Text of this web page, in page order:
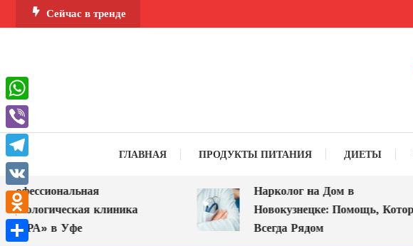
Перейти
к
Сейчас в тренде
ГЛАВНАЯ ПРОДУКТЫ ПИТАНИЯ ДИЕТЫ
клиника
в Уфе
Нарколог на Дом в
Новокузнецке: Помощь, Которая
Всегда Рядом
WhatsApp
Viber
Telegram
VK
Odnoklassniki